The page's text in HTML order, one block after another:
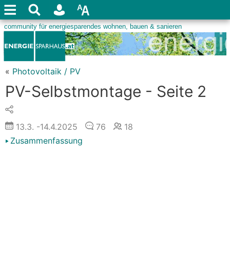
« Photovoltaik / PV
PV-Selbstmontage - Seite 2
13.3. -14.4.2025 76
18
Zusammenfassung